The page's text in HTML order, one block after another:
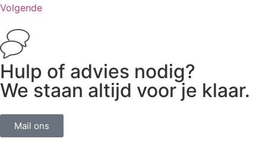
Volgende
Hulp of advies nodig?
We staan altijd voor je klaar.
Mail ons